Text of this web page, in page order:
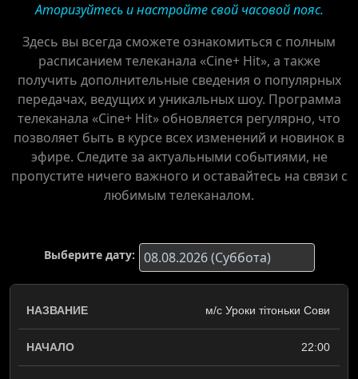
Аторизуйтесь и настройте свой часовой пояс.
Здесь вы всегда сможете ознакомиться с полным
расписанием телеканала «Cine+ Hit», а также
получить дополнительные сведения о популярных
передачах, ведущих и уникальных шоу. Программа
телеканала «Cine+ Hit» обновляется регулярно, что
позволяет быть в курсе всех изменений и новинок в
эфире. Следите за актуальными событиями, не
пропустите ничего важного и оставайтесь на связи с
любимым телеканалом.
Выберите дату:
м/с Уроки тітоньки Сови
22:00